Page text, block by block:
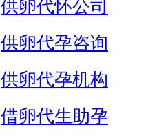
供卵代怀公司
供卵代孕咨询
供卵代孕机构
借卵代生助孕